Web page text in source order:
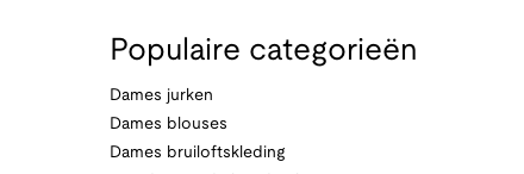
Populaire categorieën
Dames jurken
Dames blouses
Dames bruiloftskleding